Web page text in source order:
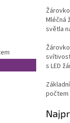
Mléčná
světla
s LED
počtem